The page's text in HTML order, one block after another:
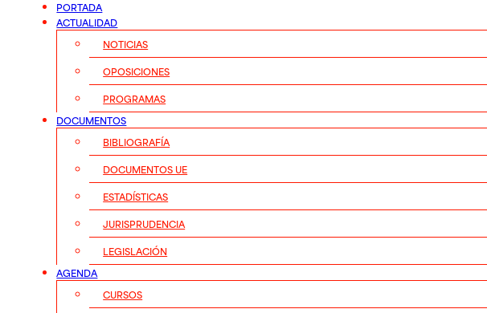
PORTADA
ACTUALIDAD
NOTICIAS
OPOSICIONES
PROGRAMAS
DOCUMENTOS
BIBLIOGRAFÍA
DOCUMENTOS UE
ESTADÍSTICAS
JURISPRUDENCIA
LEGISLACIÓN
AGENDA
CURSOS